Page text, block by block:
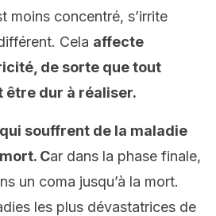
moins concentré, s’irrite
Cela affecte
de sorte que tout
être dur à réaliser.
souffrent de la maladie
Car dans la phase finale,
un coma jusqu’à la mort.
les plus dévastatrices de